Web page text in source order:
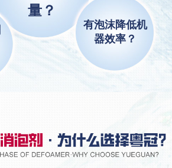
量？
有泡沫降低机
器效率？